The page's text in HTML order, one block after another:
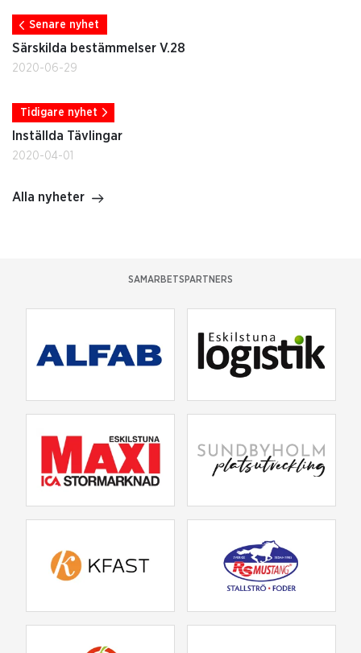
Senare nyhet
Särskilda bestämmelser V.28
2020-06-29
Tidigare nyhet
Inställda Tävlingar
2020-04-01
Alla nyheter
SAMARBETSPARTNERS